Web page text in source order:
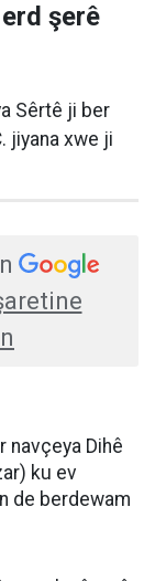
şerê
Sêrtê ji ber
jiyana xwe ji
navçeya Dihê
ku ev
de berdewam